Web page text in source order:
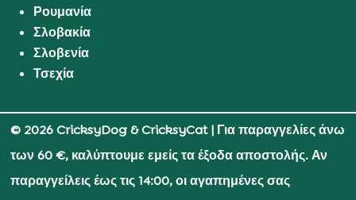
Ρουμανία
Σλοβακία
Σλοβενία
Τσεχία
© 2026 CricksyDog & CricksyCat| Για παραγγελίες άνω
των 60 €, καλύπτουμε εμείς τα έξοδα αποστολής. Αν
παραγγείλεις έως τις 14:00, οι αγαπημένες σας